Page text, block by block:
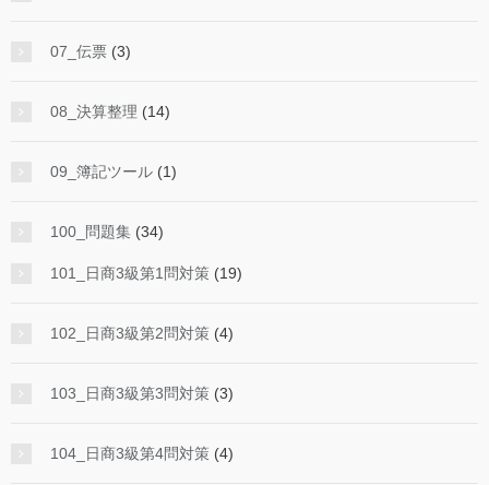
07_伝票 (3)
08_決算整理 (14)
09_簿記ツール (1)
100_問題集 (34)
101_日商3級第1問対策 (19)
102_日商3級第2問対策 (4)
103_日商3級第3問対策 (3)
104_日商3級第4問対策 (4)